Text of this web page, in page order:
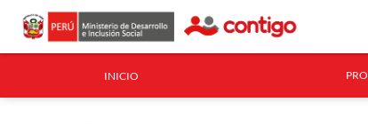
INICIO